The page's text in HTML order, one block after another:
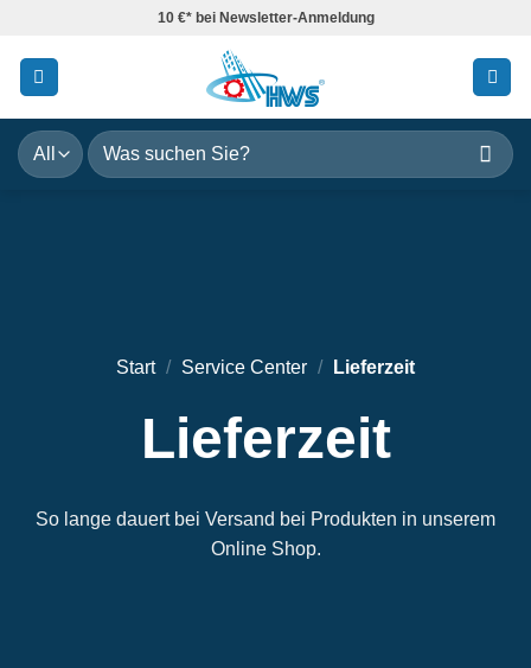
springen
10 €* bei Newsletter-Anmeldung
Suchen
nach:
Start / Service Center / Lieferzeit
Lieferzeit
So lange dauert bei Versand bei Produkten in unserem
Online Shop.